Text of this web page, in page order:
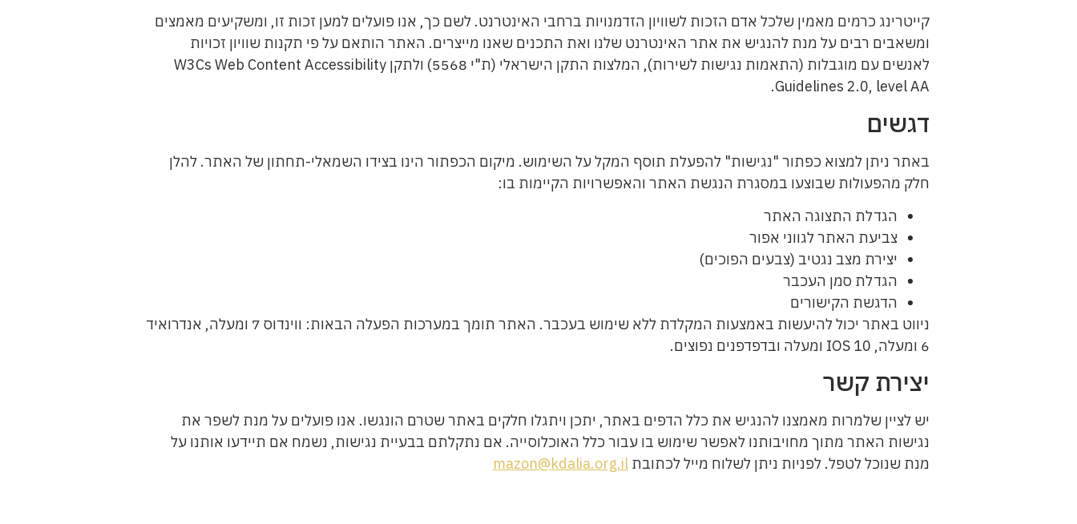
קייטרינג כרמים מאמין שלכל אדם הזכות לשוויון הזדמנויות ברחבי האינטרנט. לשם כך, אנו פועלים למען זכות זו, ומשקיעים מאמצים
ומשאבים רבים על מנת להנגיש את אתר האינטרנט שלנו ואת התכנים שאנו מייצרים. האתר הותאם על פי תקנות שוויון זכויות
לאנשים עם מוגבלות (התאמות נגישות לשירות), המלצות התקן הישראלי (ת"י 5568) ולתקן W3Cs Web Content Accessibility
Guidelines 2.0, level AA.
דגשים
באתר ניתן למצוא כפתור "נגישות" להפעלת תוסף המקל על השימוש. מיקום הכפתור הינו בצידו השמאלי-תחתון של האתר. להלן
חלק מהפעולות שבוצעו במסגרת הנגשת האתר והאפשרויות הקיימות בו:
הגדלת התצוגה האתר
צביעת האתר לגווני אפור
יצירת מצב נגטיב (צבעים הפוכים)
הגדלת סמן העכבר
הדגשת הקישורים
ניווט באתר יכול להיעשות באמצעות המקלדת ללא שימוש בעכבר. האתר תומך במערכות הפעלה הבאות: ווינדוס 7 ומעלה, אנדרואיד
6 ומעלה, IOS 10 ומעלה ובדפדפנים נפוצים.
יצירת קשר
יש לציין שלמרות מאמצנו להנגיש את כלל הדפים באתר, יתכן ויתגלו חלקים באתר שטרם הונגשו. אנו פועלים על מנת לשפר את
נגישות האתר מתוך מחויבותנו לאפשר שימוש בו עבור כלל האוכלוסייה. אם נתקלתם בבעיית נגישות, נשמח אם תיידעו אותנו על
מנת שנוכל לטפל. לפניות ניתן לשלוח מייל לכתובתmazon@kdalia.org.il